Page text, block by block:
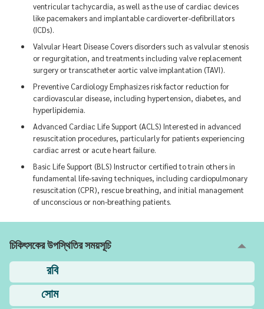
ventricular tachycardia, as well as the use of cardiac devices
like pacemakers and implantable cardioverter-defibrillators
(ICDs).
Valvular Heart Disease Covers disorders such as valvular stenosis
or regurgitation, and treatments including valve replacement
surgery or transcatheter aortic valve implantation (TAVI).
Preventive Cardiology Emphasizes risk factor reduction for
cardiovascular disease, including hypertension, diabetes, and
hyperlipidemia.
Advanced Cardiac Life Support (ACLS) Interested in advanced
resuscitation procedures, particularly for patients experiencing
cardiac arrest or acute heart failure.
Basic Life Support (BLS) Instructor certified to train others in
fundamental life-saving techniques, including cardiopulmonary
resuscitation (CPR), rescue breathing, and initial management
of unconscious or non-breathing patients.
চিকিৎসকের উপস্থিতির সময়সূচি
রবি
সোম